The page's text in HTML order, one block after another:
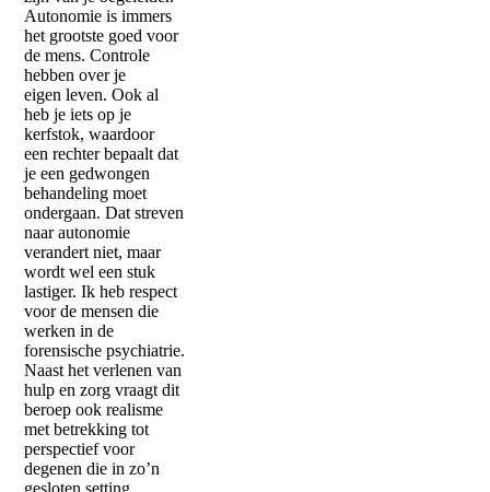
Autonomie is immers
het grootste goed voor
de mens. Controle
hebben over je
eigen leven. Ook al
heb je iets op je
kerfstok, waardoor
een rechter bepaalt dat
je een gedwongen
behandeling moet
ondergaan. Dat streven
naar autonomie
verandert niet, maar
wordt wel een stuk
lastiger. Ik heb respect
voor de mensen die
werken in de
forensische psychiatrie.
Naast het verlenen van
hulp en zorg vraagt dit
beroep ook realisme
met betrekking tot
perspectief voor
degenen die in zo’n
gesloten setting